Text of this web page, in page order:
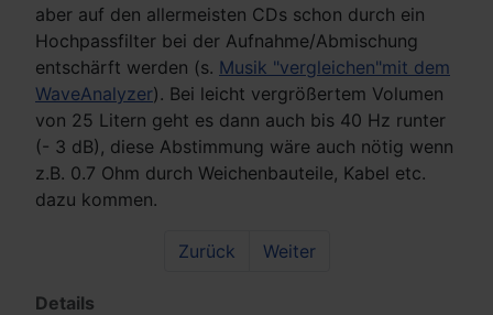
aber auf den allermeisten CDs schon durch ein
Hochpassfilter bei der Aufnahme/Abmischung
entschärft werden (s. Musik "vergleichen"mit dem
WaveAnalyzer). Bei leicht vergrößertem Volumen
von 25 Litern geht es dann auch bis 40 Hz runter
(- 3 dB), diese Abstimmung wäre auch nötig wenn
z.B. 0.7 Ohm durch Weichenbauteile, Kabel etc.
dazu kommen.
Zurück Weiter
Details